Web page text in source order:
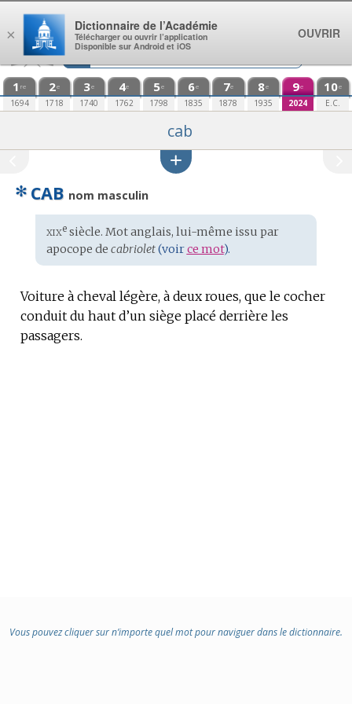
Aller au contenu
1 re
1694
2e
1718
3e
1740
4e
1762
5e
1798
6e
1835
7e
1878
8e
1935
9e
2024
10e
E.C.
cab
✻ CAB nom masculin
Étymologie
:
xixesiècle. Motanglais, lui-même issu par
apocope de cabriolet(voirce mot).
Voiture à cheval légère, à deux roues, que le cocher
conduit du haut d’un siège placé derrière les
passagers.
Vous pouvez cliquer sur n’importe quel mot pour naviguer dans le dictionnaire.
×
Dictionnaire de l’Académie
Télécharger ou ouvrir l’application
Disponible sur Android et iOS
OUVRIR